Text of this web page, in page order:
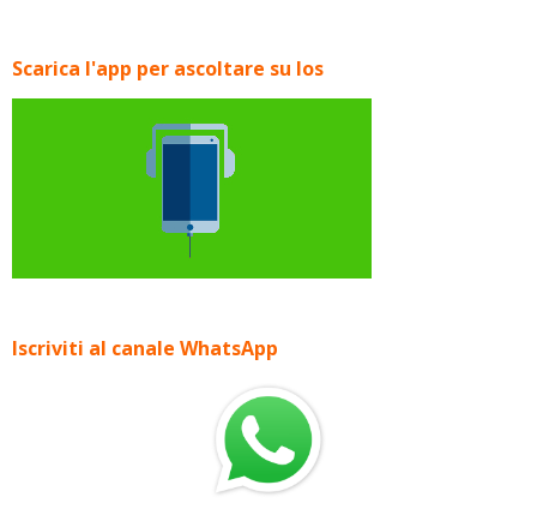
Scarica l'app per ascoltare su Ios
Iscriviti al canale WhatsApp